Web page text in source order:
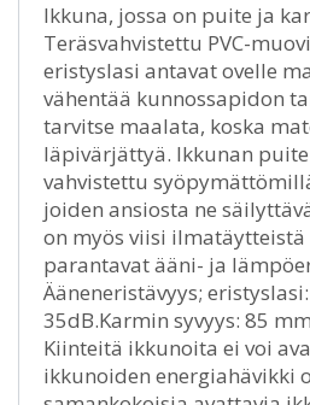
Ikkuna, jossa on puite ja
Teräsvahvistettu PVC-
eristyslasi antavat ovelle
vähentää kunnossapidon
tarvitse maalata, koska
läpivärjättyä. Ikkunan
vahvistettu
joiden ansiosta ne
on myös viisi ilmatäytteistä
parantavat ääni- ja
Ääneneristävyys;
35dB.Karmin syvyys: 85
Kiinteitä ikkunoita ei voi
ikkunoiden energiahävikki